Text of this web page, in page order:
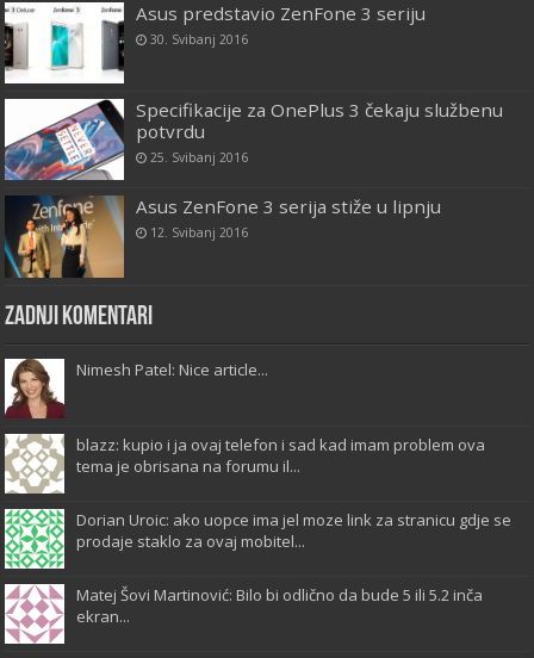
Asus predstavio ZenFone 3 seriju
30. Svibanj 2016
Specifikacije za OnePlus 3 čekaju službenu
potvrdu
25. Svibanj 2016
Asus ZenFone 3 serija stiže u lipnju
12. Svibanj 2016
Zadnji komentari
Nimesh Patel: Nice article...
blazz: kupio i ja ovaj telefon i sad kad imam problem ova
tema je obrisana na forumu il...
Dorian Uroic: ako uopce ima jel moze link za stranicu gdje se
prodaje staklo za ovaj mobitel...
Matej Šovi Martinović: Bilo bi odlično da bude 5 ili 5.2 inča
ekran...